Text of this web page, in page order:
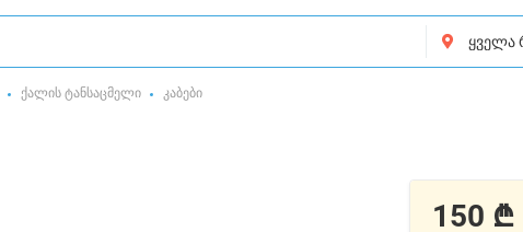
ქალის ტანსაცმელი კაბები
150 ₾